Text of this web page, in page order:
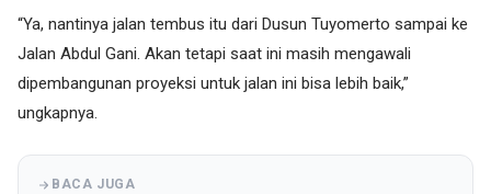
“Ya, nantinya jalan tembus itu dari Dusun Tuyomerto sampai ke
Jalan Abdul Gani. Akan tetapi saat ini masih mengawali
dipembangunan proyeksi untuk jalan ini bisa lebih baik,”
ungkapnya.
BACA JUGA